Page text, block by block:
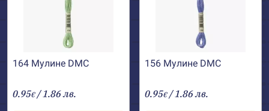
164 Мулине DMC
0.95€ / 1.86 лв.
156 Мулине DMC
0.95€ / 1.86 лв.